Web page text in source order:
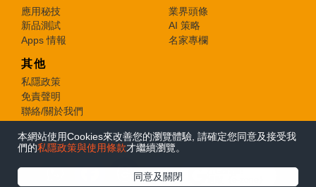
本網站使用Cookies來改善您的瀏覽體驗, 請確定您同意及接受我
們的私隱政策與使用條款才繼續瀏覽。
同意及關閉
應用秘技
新品測試
Apps 情報
業界頭條
AI 策略
名家專欄
其他
私隱政策
免責聲明
聯絡/關於我們
© 2026 e-zone. All Rights Reserved.